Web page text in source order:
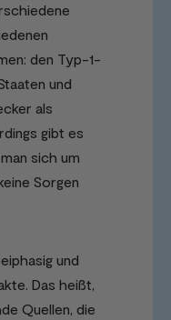
den Typ-1-
und
als
gibt es
sich um
Sorgen
und
Das heißt,
Quellen, die